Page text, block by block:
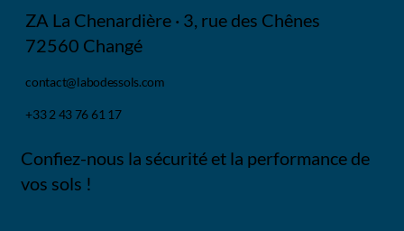
ZA La Chenardière · 3, rue des Chênes
72560 Changé
contact@labodessols.com
+33 2 43 76 61 17
Confiez-nous la sécurité et la performance de
vos sols !